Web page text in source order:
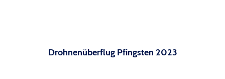
Drohnenüberflug Pfingsten 2023